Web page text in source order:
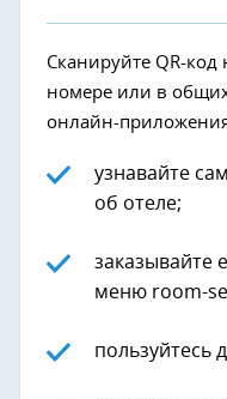
Сканируйте QR-код
номере или в
онлайн-
узнавайте
об отеле;
заказывайте
меню room-
пользуйтесь